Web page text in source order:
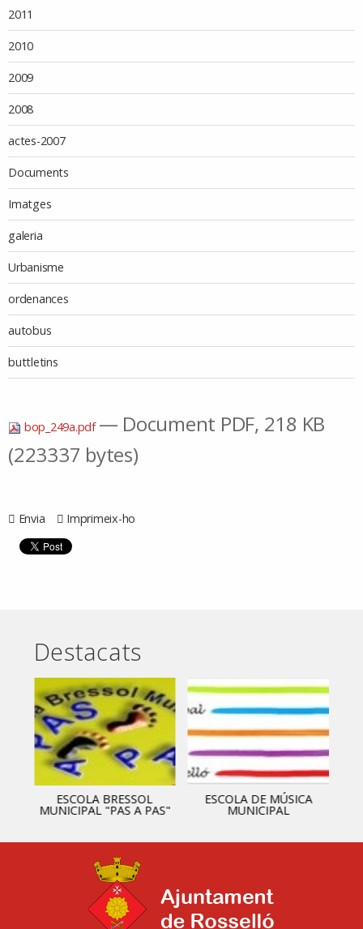
2011
2010
2009
2008
actes-2007
Documents
Imatges
galeria
Urbanisme
ordenances
autobus
buttletins
bop_249a.pdf — Document PDF, 218 KB
(223337 bytes)
Envia Imprimeix-ho
Destacats
ESCOLA BRESSOL
MUNICIPAL "PAS A PAS"
ESCOLA DE MÚSICA
MUNICIPAL